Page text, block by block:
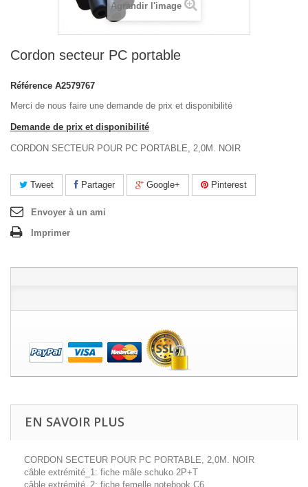
Agrandir l'image
Cordon secteur PC portable
Référence A2579767
Merci de nous faire une demande de prix et disponibilité
Demande de prix et disponibilité
CORDON SECTEUR POUR PC PORTABLE, 2,0M. NOIR
Tweet Partager Google+ Pinterest
Envoyer à un ami
Imprimer
EN SAVOIR PLUS
CORDON SECTEUR POUR PC PORTABLE, 2,0M. NOIR
câble extrémité_1: fiche mâle schuko 2P+T
câble extrémité_2: fiche femelle notebook C6